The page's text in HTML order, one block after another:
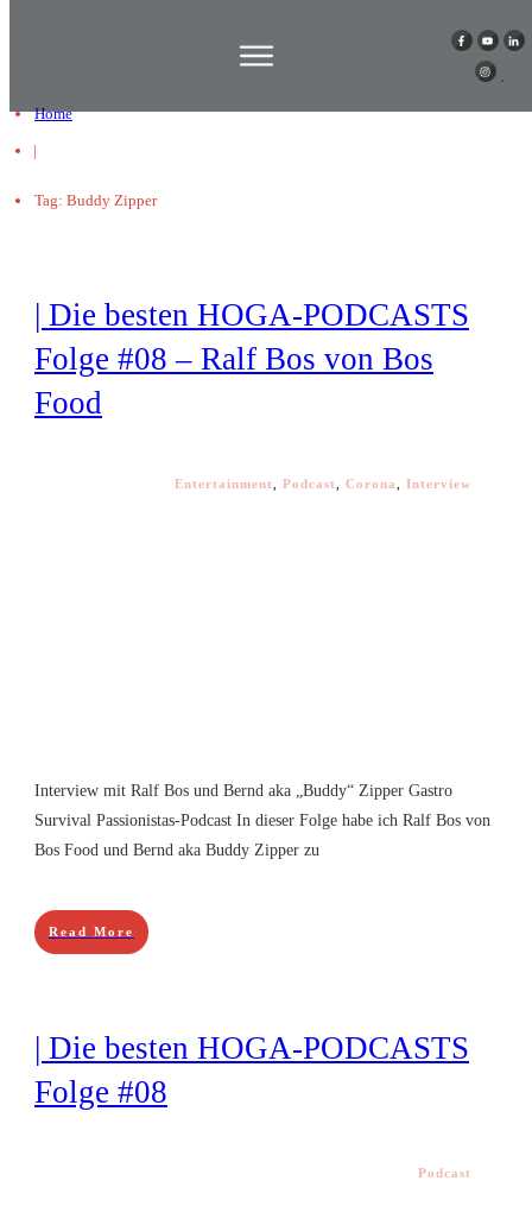
Home
|
Tag: Buddy Zipper
| Die besten HOGA-PODCASTS
Folge #08 – Ralf Bos von Bos
Food
Entertainment Podcast Corona Interview
​Interview mit Ralf Bos und Bernd aka „Buddy“ Zipper Gastro
Survival Passionistas-Podcast In dieser Folge habe ich Ralf Bos von
Bos Food und Bernd aka Buddy Zipper zu
Read More
| Die besten HOGA-PODCASTS
Folge #08
Podcast